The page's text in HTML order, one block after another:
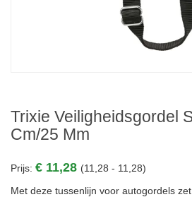
Trixie Veiligheidsgordel
Cm/25 Mm
Prijs: € 11,28 (11,28 - 11,28)
Met deze tussenlijn voor autogordels